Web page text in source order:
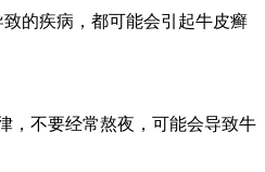
的疾病，都可能会引起牛皮癣
，不要经常熬夜，可能会导致牛